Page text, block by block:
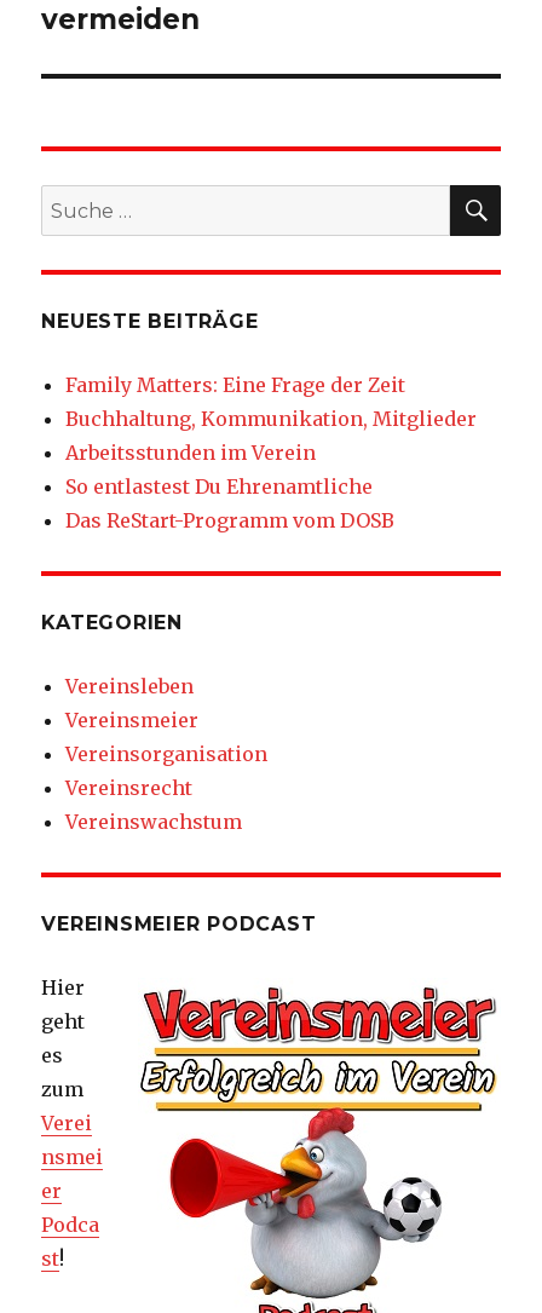
vermeiden
Suche
nach:
NEUESTE BEITRÄGE
Family Matters: Eine Frage der Zeit
Buchhaltung, Kommunikation, Mitglieder
Arbeitsstunden im Verein
So entlastest Du Ehrenamtliche
Das ReStart-Programm vom DOSB
KATEGORIEN
Vereinsleben
Vereinsmeier
Vereinsorganisation
Vereinsrecht
Vereinswachstum
VEREINSMEIER PODCAST
Hier
geht
es
zum
Verei
nsmei
er
Podca
st!